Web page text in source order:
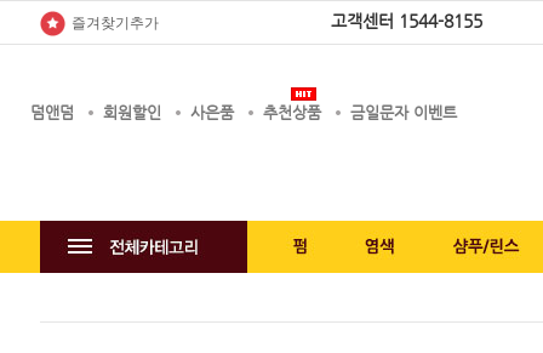
즐겨찾기추가 고객센터 1544-8155
덤앤덤 회원할인 사은품 추천상품 금일문자 이벤트